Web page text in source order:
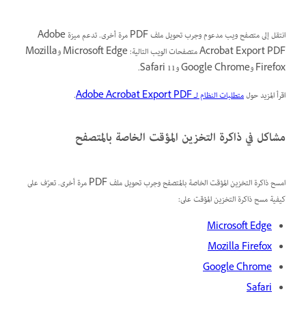
انتقل إلى متصفح ويب مدعوم وجرب تحويل ملف PDF مرة أخرى. تدعم ميزة Adobe
Acrobat Export PDF متصفحات الويب التالية: Microsoft Edge وMozilla
Firefox وGoogle Chrome وSafari 11.
اقرأ المزيد حولمتطلبات النظام لـ Adobe Acrobat Export PDF .
مشاكل في ذاكرة التخزين المؤقت الخاصة بالمتصفح
امسح ذاكرة التخزين المؤقت الخاصة بالمتصفح وجرب تحويل ملف PDF مرة أخرى. تعرّف على
كيفية مسح ذاكرة التخزين المؤقت على:
Microsoft Edge
Mozilla Firefox
Google Chrome
Safari